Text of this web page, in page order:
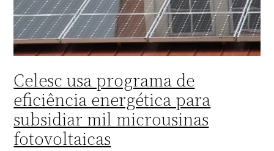
Celesc usa programa de
eficiência energética para
subsidiar mil microusinas
fotovoltaicas